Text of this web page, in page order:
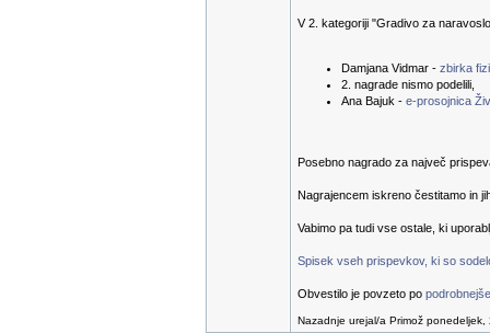
V 2. kategoriji "Gradivo za
Damjana Vidmar - zbirka
2. nagrade nismo podelili,
Ana Bajuk - e-prosojnica
Posebno nagrado za največ
Nagrajencem iskreno čestitamo in
Vabimo pa tudi vse ostale, ki
Spisek vseh prispevkov, ki so
Obvestilo je povzeto po
Nazadnje urejal/a Primož